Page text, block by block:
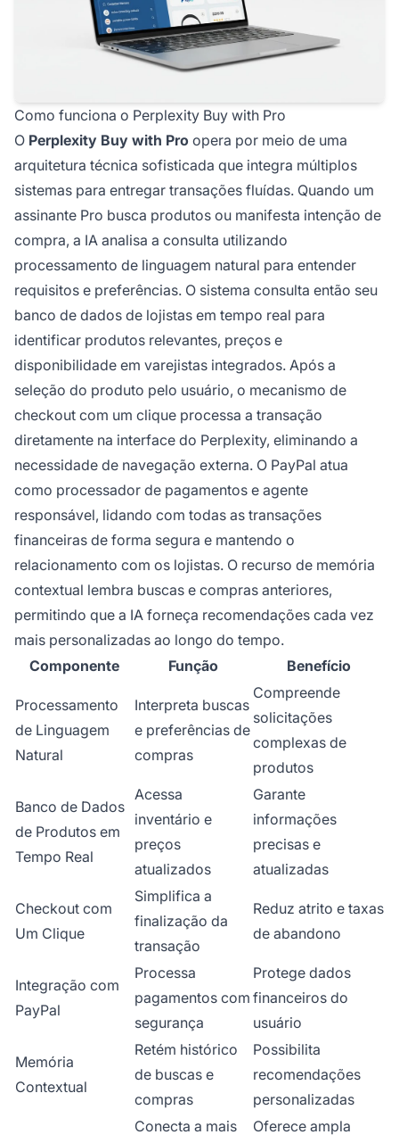
Como funciona o Perplexity Buy with Pro
O Perplexity Buy with Pro opera por meio de uma
arquitetura técnica sofisticada que integra múltiplos
sistemas para entregar transações fluídas. Quando um
assinante Pro busca produtos ou manifesta intenção de
compra, a IA analisa a consulta utilizando
processamento de linguagem natural para entender
requisitos e preferências. O sistema consulta então seu
banco de dados de lojistas em tempo real para
identificar produtos relevantes, preços e
disponibilidade em varejistas integrados. Após a
seleção do produto pelo usuário, o mecanismo de
checkout com um clique processa a transação
diretamente na interface do Perplexity, eliminando a
necessidade de navegação externa. O PayPal atua
como processador de pagamentos e agente
responsável, lidando com todas as transações
financeiras de forma segura e mantendo o
relacionamento com os lojistas. O recurso de memória
contextual lembra buscas e compras anteriores,
permitindo que a IA forneça recomendações cada vez
mais personalizadas ao longo do tempo.
Componente
Função Benefício
Processamento
de Linguagem
Natural
Interpreta buscas
e preferências de
compras
Compreende
solicitações
complexas de
produtos
Banco de Dados
de Produtos em
Tempo Real
Acessa
inventário e
preços
atualizados
Garante
informações
precisas e
atualizadas
Checkout com
Um Clique
Simplifica a
finalização da
transação
Reduz atrito e taxas
de abandono
Integração com
PayPal
Processa
pagamentos com
segurança
Protege dados
financeiros do
usuário
Memória
Contextual
Retém histórico
de buscas e
compras
Possibilita
recomendações
personalizadas
Conecta a mais
Oferece ampla